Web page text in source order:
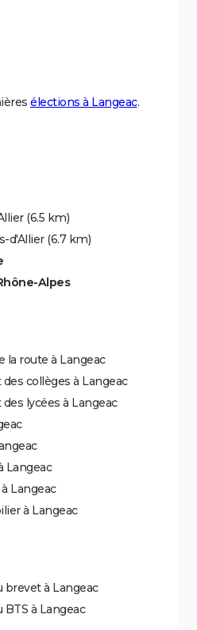
élections à Langeac.
(6.5 km)
d'Allier (6.7 km)
Alpes
la route à Langeac
collèges à Langeac
lycées à Langeac
Langeac
Langeac
à Langeac
brevet à Langeac
BTS à Langeac